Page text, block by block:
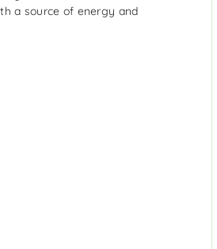
a source of energy and